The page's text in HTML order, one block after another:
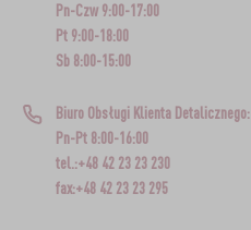
Pn-Czw 9:00-17:00
Pt 9:00-18:00
Sb 8:00-15:00
Biuro Obsługi Klienta Detalicznego:
Pn-Pt 8:00-16:00
tel.:+48 42 23 23 230
fax:+48 42 23 23 295